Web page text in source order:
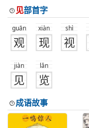
见部首字
guān
观
xiàn
现
shì
视
jiàn
见
lǎn
览
成语故事